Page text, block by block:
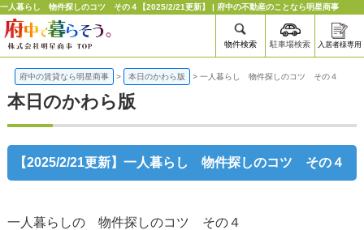
一人暮らし 物件探しのコツ その４【2025/2/21更新】 | 府中の不動産のことなら明星商事
物件検索 駐車場検索 入居者様専用
府中の賃貸なら明星商事 > 本日のかわら版 > 一人暮らし 物件探しのコツ その４
本日のかわら版
【2025/2/21更新】一人暮らし 物件探しのコツ その４
一人暮らしの 物件探しのコツ その４